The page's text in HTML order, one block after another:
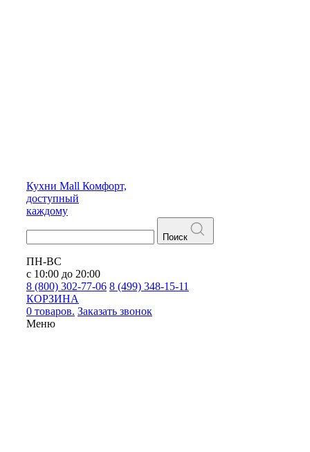
Кухни Mall Комфорт,
доступный
каждому
Поиск
ПН-ВС
с 10:00 до 20:00
8 (800) 302-77-06 8 (499) 348-15-11
КОРЗИНА
0 товаров. Заказать звонок
Меню